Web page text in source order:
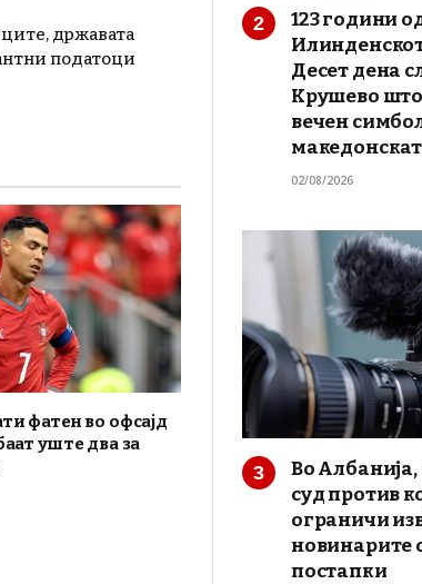
државата
податоци
фатен во офсајд
уште два за
123 години
Десет дена
Крушево
вечен
02/08/2026
Во
суд против
ограничи
новинарите
постапки